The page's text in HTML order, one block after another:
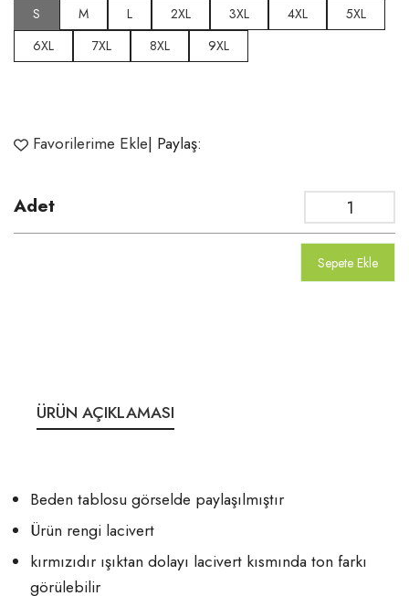
S M L 2XL 3XL 4XL
5XL
6XL
7XL 8XL 9XL
Favorilerime Ekle| Paylaş:
Adet
Sepete Ekle
ÜRÜN AÇIKLAMASI
Beden tablosu görselde paylaşılmıştır
Ürün rengi lacivert
kırmızıdır ışıktan dolayı lacivert kısmında ton farkı
görülebilir